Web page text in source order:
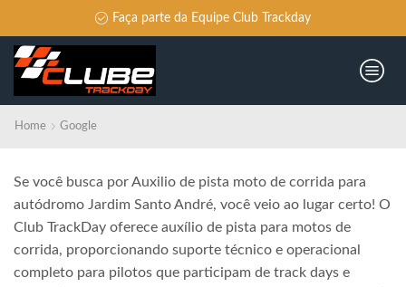
Faça parte da Equipe Club Trackday
Home Google
Se você busca por Auxilio de pista moto de corrida para
autódromo Jardim Santo André, você veio ao lugar certo! O
Club TrackDay oferece auxílio de pista para motos de
corrida, proporcionando suporte técnico e operacional
completo para pilotos que participam de track days e